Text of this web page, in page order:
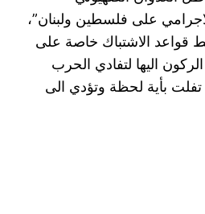
على فلسطين ولبنان”،
قواعد الاشتباك خاصة على
الركون اليها لتفادي الحرب
تفلت بأية لحظة وتؤدي الى